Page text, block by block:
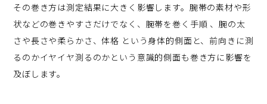
その巻き方は測定結果に大きく影響します。腕帯の素材や形
状などの巻きやすさだけでなく、腕帯を巻く手順 、腕の太
さや長さや柔らかさ、体格 という身体的側面と、前向きに測
るのかイヤイヤ測るのかという意識的側面も巻き方に影響を
及ぼします。